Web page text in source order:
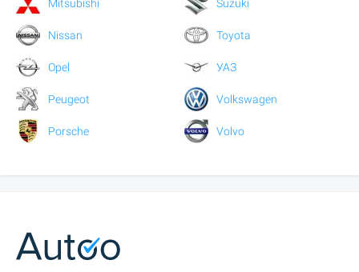
Mitsubishi
Nissan
Opel
Peugeot
Porsche
Suzuki
Toyota
УАЗ
Volkswagen
Volvo